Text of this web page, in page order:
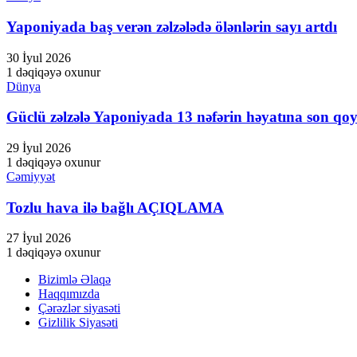
Yaponiyada baş verən zəlzələdə ölənlərin sayı artdı
30 İyul 2026
1 dəqiqəyə oxunur
Dünya
Güclü zəlzələ Yaponiyada 13 nəfərin həyatına son
29 İyul 2026
1 dəqiqəyə oxunur
Cəmiyyət
Tozlu hava ilə bağlı AÇIQLAMA
27 İyul 2026
1 dəqiqəyə oxunur
Bizimlə Əlaqə
Haqqımızda
Çərəzlər siyasəti
Gizlilik Siyasəti